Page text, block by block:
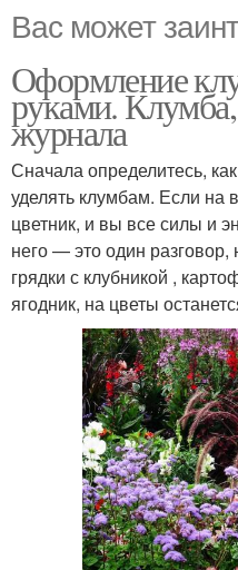
Вас может
Оформление
руками.
журнала
Сначала определитесь,
уделять клумбам. Если на
цветник, и вы все силы и
него — это один разговор,
грядки с клубникой ,
ягодник, на цветы